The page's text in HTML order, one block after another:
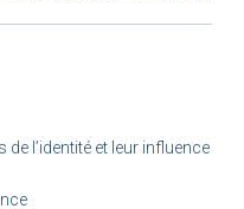
l’identité et leur influence